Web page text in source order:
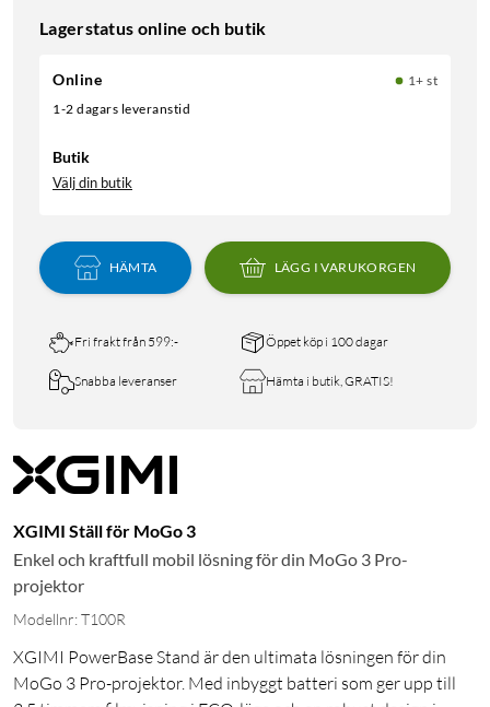
Lagerstatus online och butik
Online
1+ st
1-2 dagars leveranstid
Butik
Välj din butik
HÄMTA LÄGG I VARUKORGEN
Fri frakt från 599:- Öppet köp i 100 dagar
Snabba leveranser Hämta i butik, GRATIS!
XGIMI Ställ för MoGo 3
Enkel och kraftfull mobil lösning för din MoGo 3 Pro-
projektor
Modellnr: T100R
XGIMI PowerBase Stand är den ultimata lösningen för din
MoGo 3 Pro-projektor. Med inbyggt batteri som ger upp till